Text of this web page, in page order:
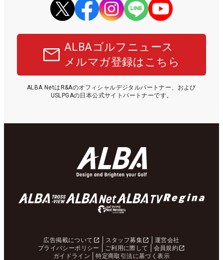
ALBAゴルフニュース
メルマガ登録はこちら
ALBA NetはR&Aのオフィシャルデジタルパートナー、および
USLPGAの日本公式サイトパートナーです。
広告掲載について スタッフ募集
運営会社
プライバシーポリシー
ご利用に際して
会員規約
ガイドライン
特定商取引法に基づく表示